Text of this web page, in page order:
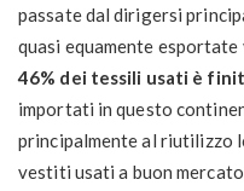
passate dal dirigersi
quasi equamente
46% dei tessili usati è
importati in questo
principalmente al riutilizzo
vestiti usati a buon mercato